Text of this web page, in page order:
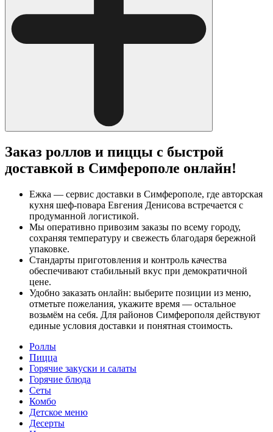
Заказ роллов и пиццы с быстрой
доставкой в Симферополе онлайн!
Ежка — сервис доставки в Симферополе, где авторская
кухня шеф‑повара Евгения Денисова встречается с
продуманной логистикой.
Мы оперативно привозим заказы по всему городу,
сохраняя температуру и свежесть благодаря бережной
упаковке.
Стандарты приготовления и контроль качества
обеспечивают стабильный вкус при демократичной
цене.
Удобно заказать онлайн: выберите позиции из меню,
отметьте пожелания, укажите время — остальное
возьмём на себя. Для районов Симферополя действуют
единые условия доставки и понятная стоимость.
Роллы
Пицца
Горячие закуски и салаты
Горячие блюда
Сеты
Комбо
Детское меню
Десерты